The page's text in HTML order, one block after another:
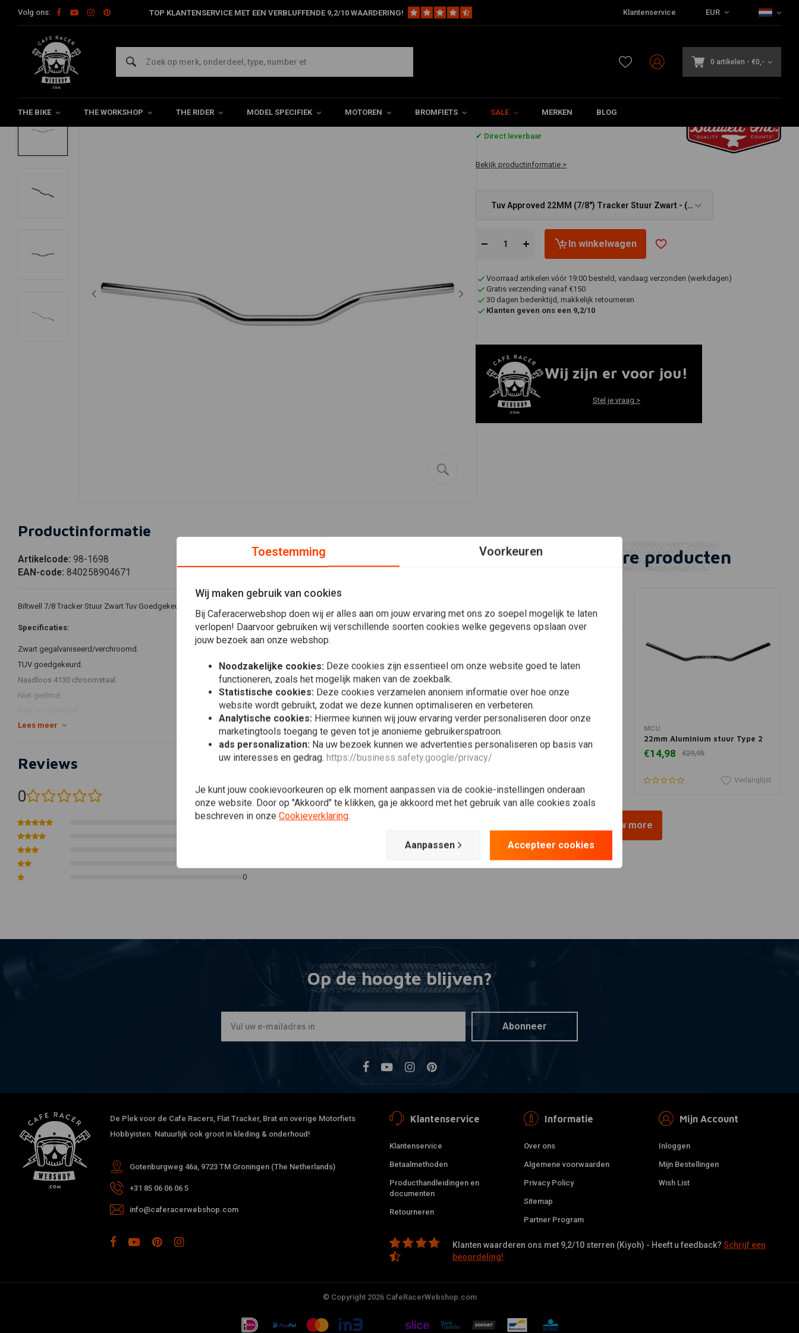
Volg ons: TOP KLANTENSERVICE MET EEN VERBLUFFENDE 9,2/10 WAARDERING! Klantenservice EUR
0 artikelen - €0,-
THE BIKE THE WORKSHOP THE RIDER MODEL SPECIFIEK MOTOREN BROMFIETS SALE MERKEN BLOG
Home The Bike Tracker Sturen & Toebehoren Tracker Sturen 22MM (7/8") Tracker Stuur Zwart-Tuv Goedgekeurd-(Kies Kleur)
BILTWELL
22MM (7/8") Tracker Stuur Zwart-Tuv Goedgekeurd-(Kies Kleur)
€167,39
✔ Direct leverbaar
Bekijk productinformatie >
Tuv Approved 22MM (7/8") Tracker Stuur Zwart - (
Chroom) - €167,39
In winkelwagen
Voorraad artikelen vóór 19:00 besteld, vandaag verzonden (werkdagen)
Gratis verzending vanaf €150
30 dagen bedenktijd, makkelijk retourneren
Klanten geven ons een 9,2/10
Wij zijn er voor jou!
Stel je vraag >
Productinformatie
Artikelcode: 98-1698
EAN-code: 840258904671
Biltwell 7/8 Tracker Stuur Zwart Tuv Goedgekeurd
Specificaties:
Zwart gegalvaniseerd/verchroomd.
TUV goedgekeurd.
Naadloos 4130 chroomstaal.
Niet gedimd.
22 mm Diameter bedieningselementen
69,9 mm Terugslag/zwenking
76,2 mm Eindverhoging
44,5 mm (1-3/4") Stijging
77,5 cm Breedte
Lees meer
Reviews
0 (0 beoordelingen)
0
0
Plaats ook een review
Vergelijkbare producten
MCU
22mm Aluminium stuur Type 3
€14,98
MCU
22mm Aluminium stuur Type 2
€14,98 €29,95
Verlanglijst
View more
Op de hoogte blijven?
Abonneer
De Plek voor de Cafe Racers, Flat Tracker, Brat en overige Motorfiets
Hobbyisten. Natuurlijk ook groot in kleding & onderhoud!
Gotenburgweg 46a, 9723 TM Groningen (The Netherlands)
+31 85 06 06 06 5
info@caferacerwebshop.com
Klantenservice
Klantenservice
Betaalmethoden
Producthandleidingen en
documenten
Retourneren
Informatie
Over ons
Algemene voorwaarden
Privacy Policy
Sitemap
Partner Program
Mijn Account
Inloggen
Mijn Bestellingen
Wish List
Klanten waarderen ons met 9,2/10 sterren (Kiyoh) - Heeft u feedback? Schrijf een
beoordeling!
© Copyright 2026 CafeRacerWebshop.com
Toestemming Voorkeuren
Wij maken gebruik van cookies
Bij Caferacerwebshop doen wij er alles aan om jouw ervaring met ons zo soepel mogelijk te laten
verlopen! Daarvoor gebruiken wij verschillende soorten cookies welke gegevens opslaan over
jouw bezoek aan onze webshop.
Noodzakelijke cookies: Deze cookies zijn essentieel om onze website goed te laten
functioneren, zoals het mogelijk maken van de zoekbalk.
Statistische cookies: Deze cookies verzamelen anoniem informatie over hoe onze
website wordt gebruikt, zodat we deze kunnen optimaliseren en verbeteren.
Analytische cookies: Hiermee kunnen wij jouw ervaring verder personaliseren door onze
marketingtools toegang te geven tot je anonieme gebruikerspatroon.
ads personalization: Na uw bezoek kunnen we advertenties personaliseren op basis van
uw interesses en gedrag. https://business.safety.google/privacy/
Je kunt jouw cookievoorkeuren op elk moment aanpassen via de cookie-instellingen onderaan
onze website. Door op "Akkoord" te klikken, ga je akkoord met het gebruik van alle cookies zoals
beschreven in onze Cookieverklaring.
Aanpassen Accepteer cookies